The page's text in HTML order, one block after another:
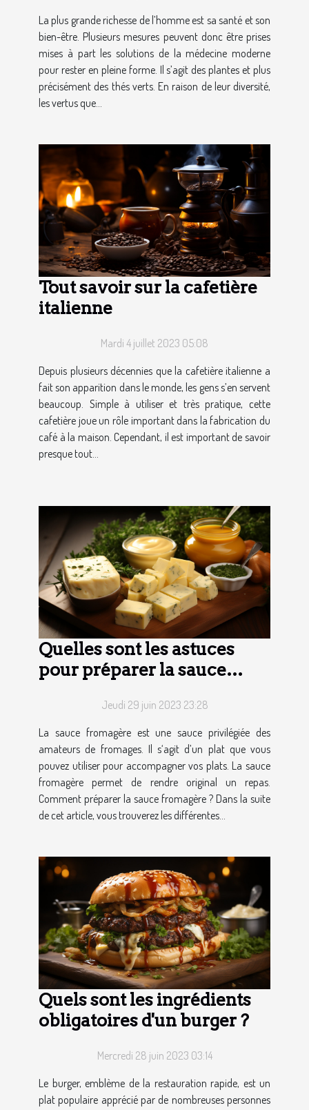
La plus grande richesse de l’homme est sa santé et son
bien-être. Plusieurs mesures peuvent donc être prises
mises à part les solutions de la médecine moderne
pour rester en pleine forme. Il s’agit des plantes et plus
précisément des thés verts. En raison de leur diversité,
les vertus que...
Tout savoir sur la cafetière
italienne
Mardi 4 juillet 2023 05:08
Depuis plusieurs décennies que la cafetière italienne a
fait son apparition dans le monde, les gens s’en servent
beaucoup. Simple à utiliser et très pratique, cette
cafetière joue un rôle important dans la fabrication du
café à la maison. Cependant, il est important de savoir
presque tout...
Quelles sont les astuces
pour préparer la sauce
Jeudi 29 juin 2023 23:28
La sauce fromagère est une sauce privilégiée des
amateurs de fromages. Il s‘agit d’un plat que vous
pouvez utiliser pour accompagner vos plats. La sauce
fromagère permet de rendre original un repas.
Comment préparer la sauce fromagère ? Dans la suite
de cet article, vous trouverez les différentes...
Quels sont les ingrédients
obligatoires d'un burger ?
Mercredi 28 juin 2023 03:14
Le burger, emblème de la restauration rapide, est un
plat populaire apprécié par de nombreuses personnes